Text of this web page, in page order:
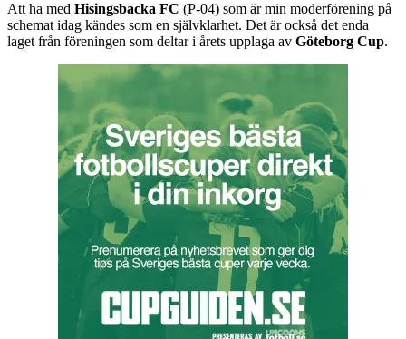
Att ha med Hisingsbacka FC (P-04) som är min moderförening på
schemat idag kändes som en självklarhet. Det är också det enda
laget från föreningen som deltar i årets upplaga av Göteborg Cup.